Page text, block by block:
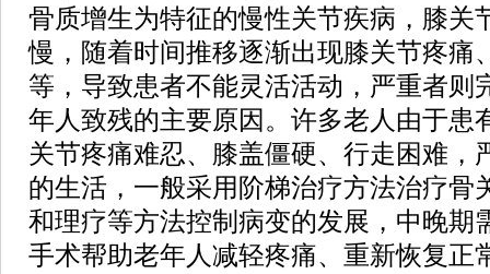
骨质增生为特征的慢性关节疾病，膝关
慢，随着时间推移逐渐出现膝关节疼痛
等，导致患者不能灵活活动，严重者则
年人致残的主要原因。许多老人由于患
关节疼痛难忍、膝盖僵硬、行走困难，
的生活，一般采用阶梯治疗方法治疗骨
和理疗等方法控制病变的发展，中晚期
手术帮助老年人减轻疼痛、重新恢复正